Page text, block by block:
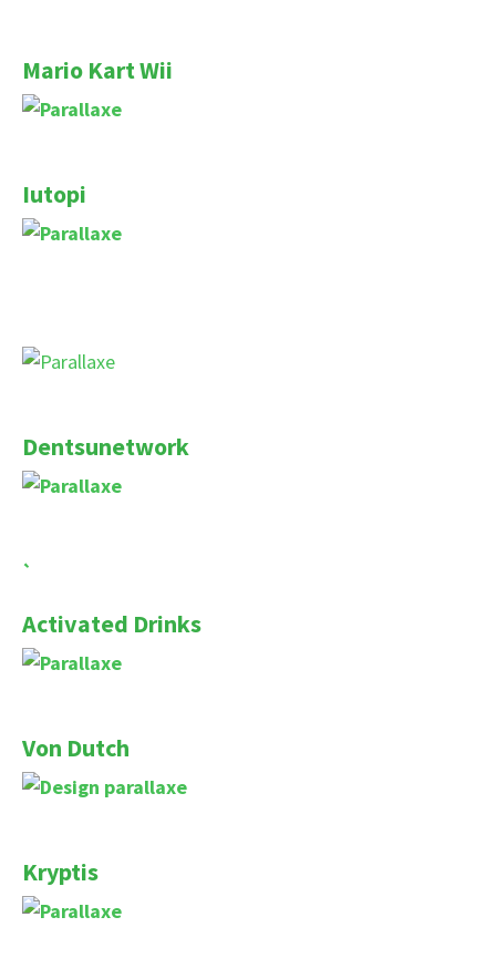
Mario Kart Wii
Iutopi
Dentsunetwork
`
Activated Drinks
Von Dutch
Kryptis